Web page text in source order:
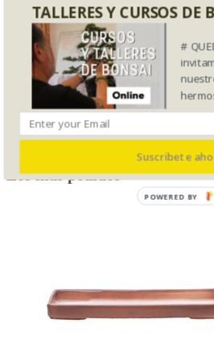
OPL (25)
RH (35)
RPL (15)
SUIBAN (6)
T (11)
CAS (22)
EX (11)
RD (12)
Herramientas
Fertilizantes (6)
Los mas pedidos
TALLERES Y CURSOS
#
Suscribete